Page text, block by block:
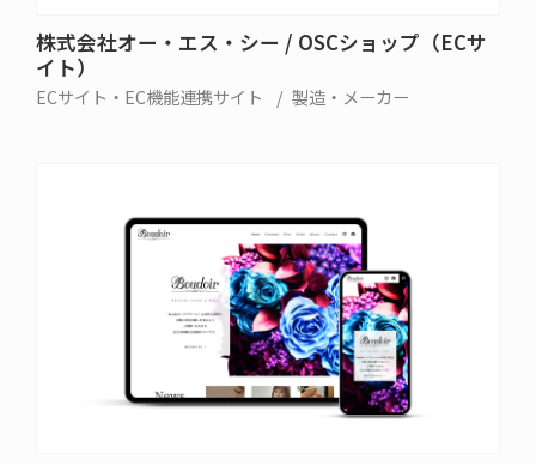
株式会社オー・エス・シー / OSCショップ（ECサ
イト）
ECサイト・EC機能連携サイト 製造・メーカー